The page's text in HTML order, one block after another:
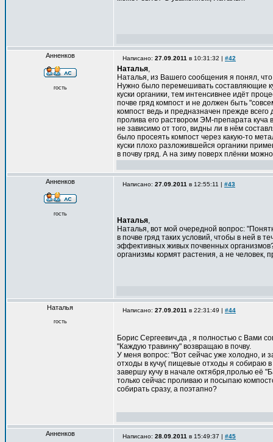
Анненков
гость
Написано: 27.09.2011 в 10:31:32 | #42
Наталья,
Наталья, из Вашего сообщения я понял,
Нужно было перемешивать составляющие
куски органики, тем интенсивнее идёт
почве гряд компост и не должен быть
компост ведь и предназначен прежде
пролива его раствором ЭМ-препарата куча
не зависимо от того, видны ли в нём
было просеять компост через какую-то
куски плохо разложившейся органики
в почву гряд. А на зиму поверх плёнки
Анненков
гость
Написано: 27.09.2011 в 12:55:11 | #43
Наталья,
Наталья, вот мой очередной вопрос:
в почве гряд таких условий, чтобы в ней в
эффективных живых почвенных
организмы кормят растения, а не человек,
Наталья
гость
Написано: 27.09.2011 в 22:31:49 | #44
Борис Сергеевич,да , я полностью с Вами
"Каждую травинку" возвращаю в почву.
У меня вопрос: "Вот сейчас уже холодно, и
отходы в кучу( пищевые отходы я собираю в
завершу кучу в начале октября,пролью её
только сейчас проливаю и посыпаю
собирать сразу, а поэтапно?
Анненков Написано: 28.09.2011 в 15:49:37 | #45